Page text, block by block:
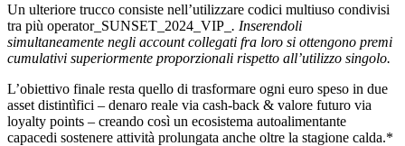
Un ulteriore trucco consiste nell’utilizzare codici multiuso condivisi
. Inserendoli
simultaneamente negli account collegati fra loro si ottengono premi
cumulativi superiormente proporzionali rispetto all’utilizzo singolo.
L’obiettivo finale resta quello di trasformare ogni euro speso in due
asset distintìfici – denaro reale via cash‐back & valore futuro via
loyalty points – creando così un ecosistema autoalimentante
capacedi sostenere attività prolungata anche oltre la stagione calda.*